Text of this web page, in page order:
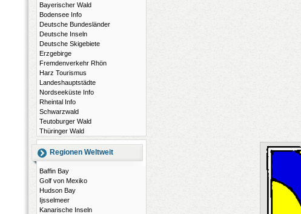
Bayerischer Wald
Bodensee Info
Deutsche Bundesländer
Deutsche Inseln
Deutsche Skigebiete
Erzgebirge
Fremdenverkehr Rhön
Harz Tourismus
Landeshauptstädte
Nordseeküste Info
Rheintal Info
Schwarzwald
Teutoburger Wald
Thüringer Wald
Regionen Weltweit
Baffin Bay
Golf von Mexiko
Hudson Bay
Ijsselmeer
Kanarische Inseln